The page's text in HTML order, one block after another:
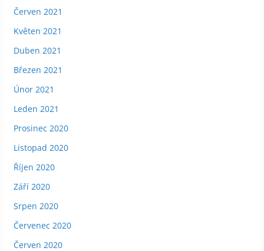
Červen 2021
Květen 2021
Duben 2021
Březen 2021
Únor 2021
Leden 2021
Prosinec 2020
Listopad 2020
Říjen 2020
Září 2020
Srpen 2020
Červenec 2020
Červen 2020